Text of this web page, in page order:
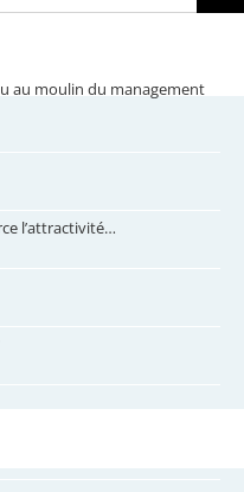
au moulin du management
l’attractivité…